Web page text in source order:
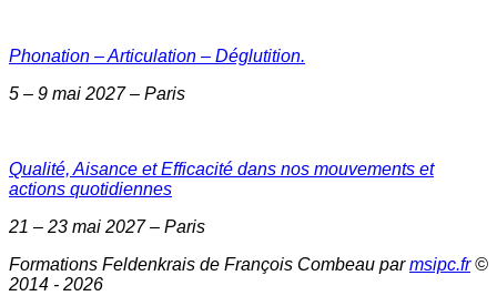
Phonation – Articulation – Déglutition.
5 – 9 mai 2027 – Paris
Qualité, Aisance et Efficacité dans nos mouvements et
actions quotidiennes
21 – 23 mai 2027 – Paris
Formations Feldenkrais de François Combeau parmsipc.fr©
2014 - 2026